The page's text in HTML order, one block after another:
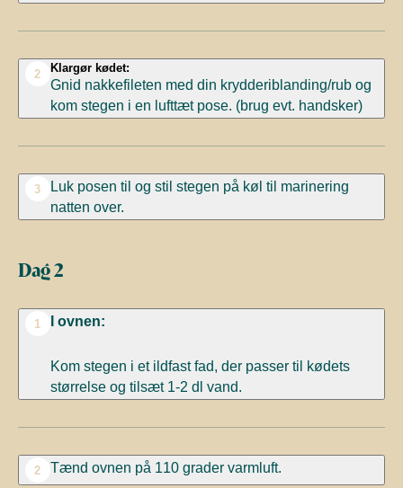
2 Klargør kødet:
Gnid nakkefileten med din krydderiblanding/rub og
kom stegen i en lufttæt pose. (brug evt. handsker)
3
Luk posen til og stil stegen på køl til marinering
natten over.
Dag 2
1 I ovnen:
Kom stegen i et ildfast fad, der passer til kødets
størrelseog tilsæt 1-2 dl vand.
2 Tænd ovnen på 110 grader varmluft.